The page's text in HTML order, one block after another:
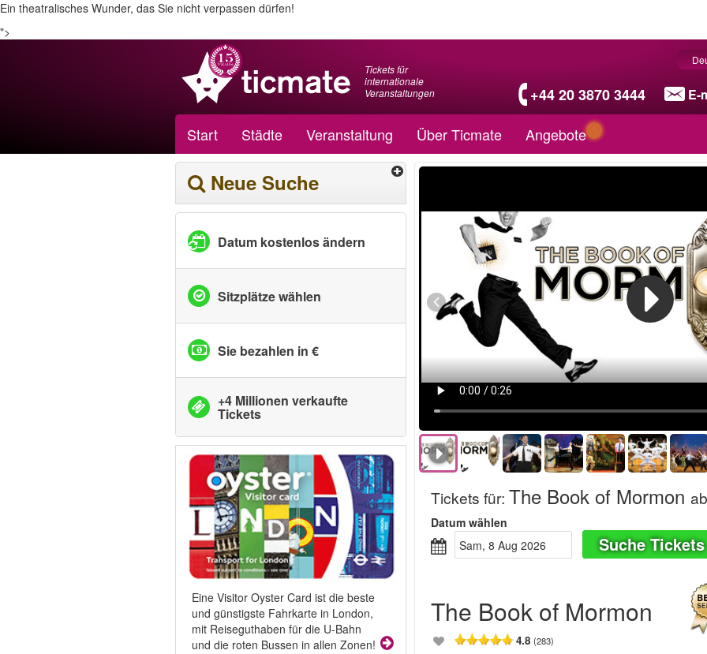
Ein theatralisches Wunder, das Sie nicht verpassen dürfen!
">
Tickets für
internationale
Veranstaltungen
+44 20 3870 3444 E-
Start Städte Veranstaltung Über Ticmate Angebote
Neue Suche
Datum kostenlos ändern
Sitzplätze wählen
Sie bezahlen in €
+4 Millionen verkaufte
Tickets
Eine Visitor Oyster Card ist die beste
und günstigste Fahrkarte in London,
mit Reiseguthaben für die U-Bahn
und die roten Bussen in allen Zonen!
Tickets für:The Book of Mormon
Datum wählen
Sam, 8 Aug 2026
Suche Tickets
The Book of Mormon
4.8(283)